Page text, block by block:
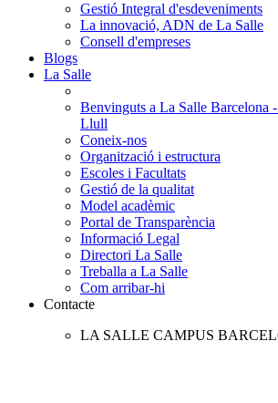
Gestió Integral d'esdeveniments
La innovació, ADN de La Salle
Consell d'empreses
Blogs
La Salle
Benvinguts a La Salle Barcelona
Llull
Coneix-nos
Organització i estructura
Escoles i Facultats
Gestió de la qualitat
Model acadèmic
Portal de Transparència
Informació Legal
Directori La Salle
Treballa a La Salle
Com arribar-hi
Contacte
LA SALLE CAMPUS